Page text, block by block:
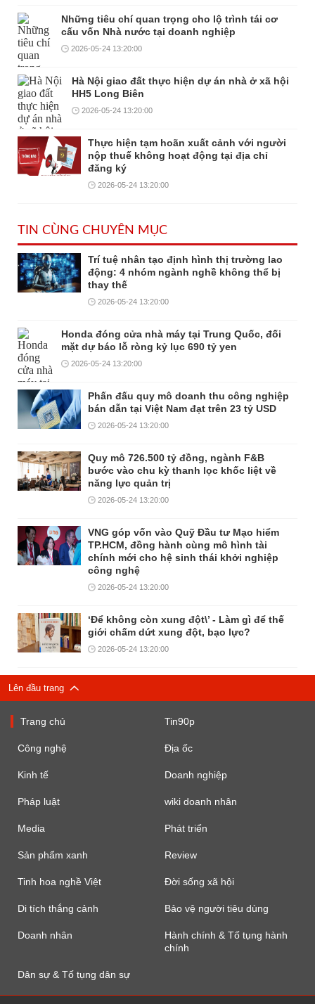
Những tiêu chí quan trọng cho lộ trình tái cơ
cấu vốn Nhà nước tại doanh nghiệp
2026-05-24 13:20:00
Hà Nội giao đất thực hiện dự án nhà ở xã hội
HH5 Long Biên
2026-05-24 13:20:00
Thực hiện tạm hoãn xuất cảnh với người
nộp thuế không hoạt động tại địa chỉ
đăng ký
2026-05-24 13:20:00
TIN CÙNG CHUYÊN MỤC
Trí tuệ nhân tạo định hình thị trường lao
động: 4 nhóm ngành nghề không thể bị
thay thế
2026-05-24 13:20:00
Honda đóng cửa nhà máy tại Trung Quốc, đối
mặt dự báo lỗ ròng kỷ lục 690 tỷ yen
2026-05-24 13:20:00
Phấn đấu quy mô doanh thu công nghiệp
bán dẫn tại Việt Nam đạt trên 23 tỷ USD
2026-05-24 13:20:00
Quy mô 726.500 tỷ đồng, ngành F&B
bước vào chu kỳ thanh lọc khốc liệt về
năng lực quản trị
2026-05-24 13:20:00
VNG góp vốn vào Quỹ Đầu tư Mạo hiểm
TP.HCM, đồng hành cùng mô hình tài
chính mới cho hệ sinh thái khởi nghiệp
công nghệ
2026-05-24 13:20:00
‘Để không còn xung đột\’ - Làm gì để thế
giới chấm dứt xung đột, bạo lực?
2026-05-24 13:20:00
Lên đầu trang
Trang chủ Tin90p
Công nghệ Địa ốc
Kinh tế Doanh nghiệp
Pháp luật wiki doanh nhân
Media Phát triển
Sản phẩm xanh Review
Tinh hoa nghề Việt Đời sống xã hội
Di tích thắng cảnh Bảo vệ người tiêu dùng
Doanh nhân
Hành chính & Tố tụng hành
chính
Dân sự & Tố tụng dân sự